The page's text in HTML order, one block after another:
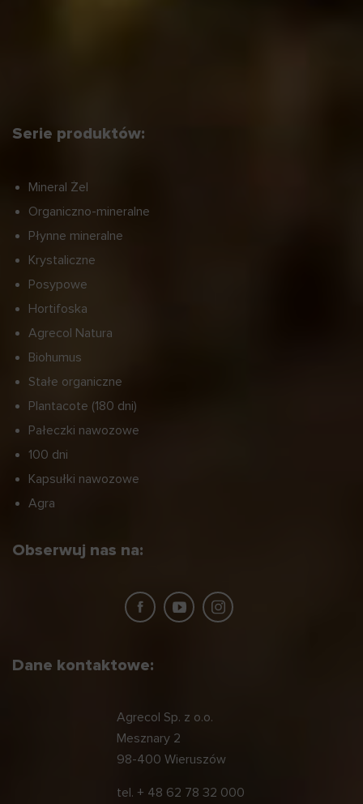
Serie produktów:
Mineral Żel
Organiczno-mineralne
Płynne mineralne
Krystaliczne
Posypowe
Hortifoska
Agrecol Natura
Biohumus
Stałe organiczne
Plantacote (180 dni)
Pałeczki nawozowe
100 dni
Kapsułki nawozowe
Agra
Obserwuj nas na:
Dane kontaktowe:
Agrecol Sp. z o.o.
Mesznary 2
98-400 Wieruszów
tel. + 48 62 78 32 000